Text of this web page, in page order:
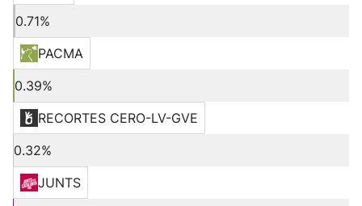
0.71%
PACMA
0.39%
RECORTES CERO-LV-GVE
0.32%
JUNTS